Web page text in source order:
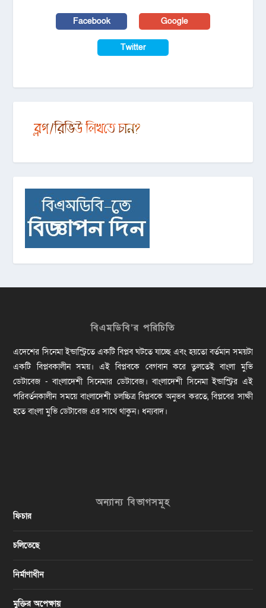
Facebook Google
Twitter
বিএমডিবি’র পরিচিতি
এদেশের সিনেমা ইন্ডাস্ট্রিতে একটি বিপ্লব ঘটতে যাচ্ছে এবং হয়তো বর্তমান সময়টা
একটি বিপ্লবকালীন সময়। এই বিপ্লবকে বেগবান করে তুলতেই বাংলা মুভি
ডেটাবেজ - বাংলাদেশী সিনেমার ডেটাবেজ। বাংলাদেশী সিনেমা ইন্ডাস্ট্রির এই
পরিবর্তনকালীন সময়ে বাংলাদেশী চলচ্চিত্র বিপ্লবকে অনুভব করতে, বিপ্লবের সাক্ষী
হতে বাংলা মুভি ডেটাবেজ এর সাথে থাকুন। ধন্যবাদ।
অন্যান্য বিভাগসমূহ
ফিচার
চলিতেছে
নির্মাণাধীন
মুক্তির অপেক্ষায়